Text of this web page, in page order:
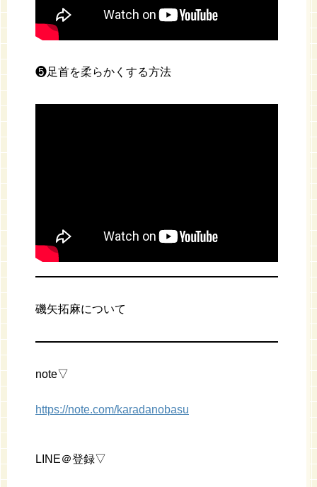
❺足首を柔らかくする方法
磯矢拓麻について
note▽
https://note.com/karadanobasu
LINE＠登録▽